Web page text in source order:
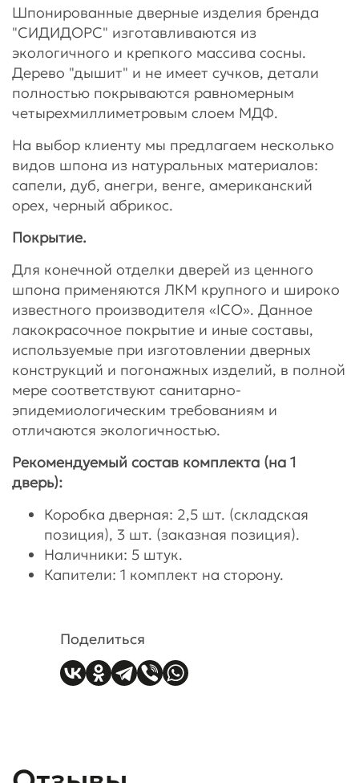
Шпонированные дверные изделия бренда
"СИДИДОРС" изготавливаются из
экологичного и крепкого массива сосны.
Дерево "дышит" и не имеет сучков, детали
полностью покрываются равномерным
четырехмиллиметровым слоем МДФ.
На выбор клиенту мы предлагаем несколько
видов шпона из натуральных материалов:
сапели, дуб, анегри, венге, американский
орех, черный абрикос.
Покрытие.
Для конечной отделки дверей из ценного
шпона применяются ЛКМ крупного и широко
известного производителя «ICO». Данное
лакокрасочное покрытие и иные составы,
используемые при изготовлении дверных
конструкций и погонажных изделий, в полной
мере соответствуют санитарно-
эпидемиологическим требованиям и
отличаются экологичностью.
Рекомендуемый состав комплекта (на 1
дверь):
Коробка дверная: 2,5 шт. (складская
позиция), 3 шт. (заказная позиция).
Наличники: 5 штук.
Капители: 1 комплект на сторону.
Поделиться